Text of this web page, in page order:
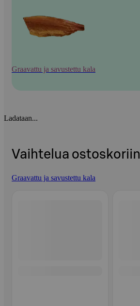
Graavattu ja savustettu kala
Ladataan...
Vaihtelua ostoskoriin
Graavattu ja savustettu kala